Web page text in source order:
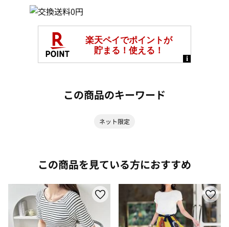
この商品のキーワード
ネット限定
この商品を見ている方におすすめ